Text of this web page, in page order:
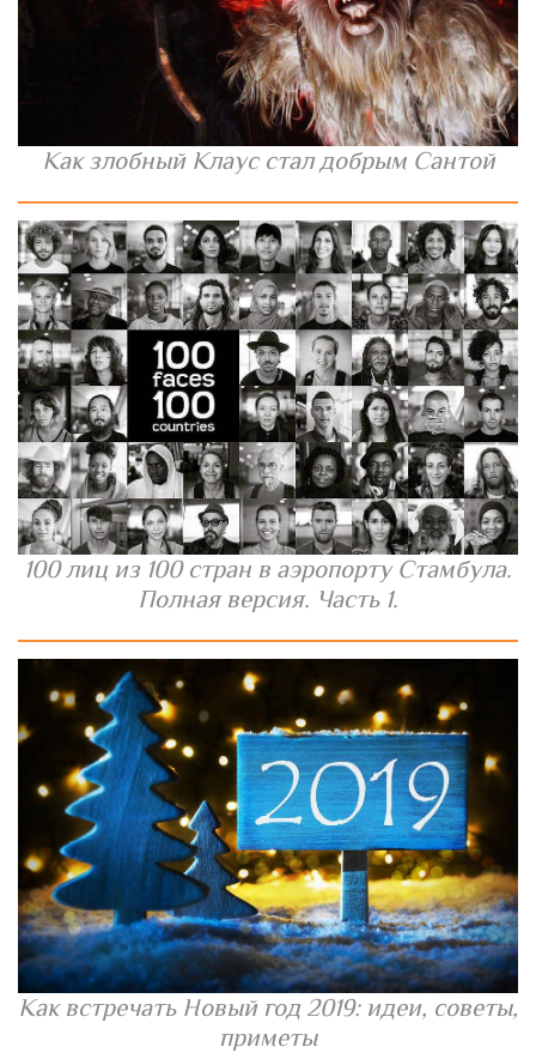
Как злобный Клаус стал добрым Сантой
100 лиц из 100 стран в аэропорту Стамбула.
Полная версия. Часть 1.
Как встречать Новый год 2019: идеи, советы,
приметы